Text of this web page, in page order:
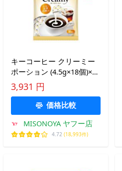
キーコーヒー クリーミー
ポーション (4.5g×18個)×20
袋入｜ 送料無料
3,931 円
価格比較
MISONOYA ヤフー店
4.72 (18,993件)